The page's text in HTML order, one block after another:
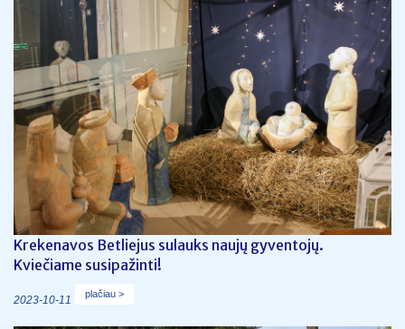
Krekenavos Betliejus sulauks naujų gyventojų.
Kviečiame susipažinti!
2023-10-11 plačiau >